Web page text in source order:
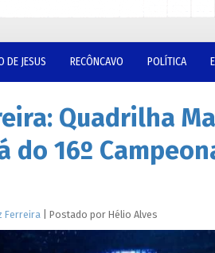
DE JESUS RECÔNCAVO POLÍTICA
Quadrilha
do 16º
Ferreira Postado por Hélio Alves